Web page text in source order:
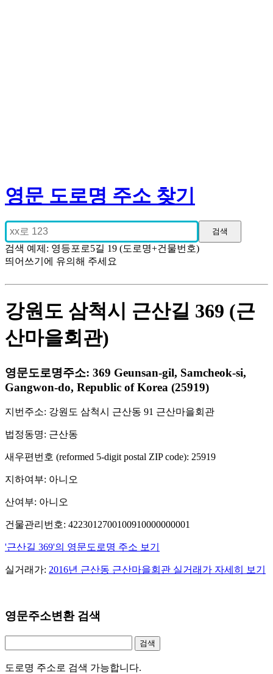
영문 도로명 주소 찾기
검색 예제: 영등포로5길 19 (도로명+건물번호)
띄어쓰기에 유의해 주세요
강원도 삼척시 근산길 369 (근
산마을회관)
영문도로명주소: 369 Geunsan-gil, Samcheok-si,
Gangwon-do, Republic of Korea (25919)
지번주소: 강원도 삼척시 근산동 91 근산마을회관
법정동명: 근산동
새우편번호 (reformed 5-digit postal ZIP code): 25919
지하여부: 아니오
산여부: 아니오
건물관리번호: 4223012700100910000000001
'근산길 369'의 영문도로명 주소 보기
실거래가: 2016년 근산동 근산마을회관 실거래가 자세히 보기
영문주소변환 검색
도로명 주소로 검색 가능합니다.